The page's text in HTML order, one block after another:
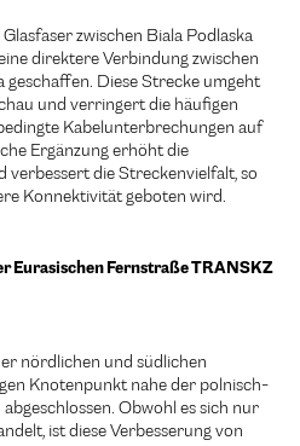
zwischen Biala Podlaska
direktere Verbindung zwischen
Diese Strecke umgeht
und verringert die häufigen
Kabelunterbrechungen auf
Ergänzung erhöht die
verbessert die Streckenvielfalt, so
Konnektivität geboten wird.
Eurasischen Fernstraße TRANSKZ
nördlichen und südlichen
Knotenpunkt nahe der polnisch-
Obwohl es sich nur
ist diese Verbesserung von